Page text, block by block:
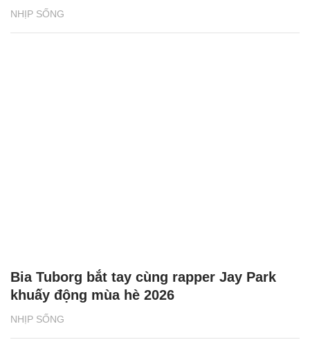
NHỊP SỐNG
NHỊP SỐNG
Bia Tuborg bắt tay cùng rapper Jay Park
khuấy động mùa hè 2026